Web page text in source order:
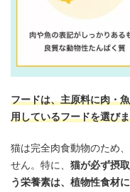
フードは、主原料に肉・
用しているフードを選び
猫は完全肉食動物のため
せん。特に、 猫が必ず摂
う栄養素は、植物性食材